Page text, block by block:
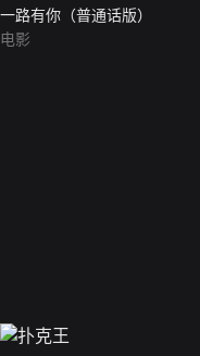
一路有你（普通话版）
电影